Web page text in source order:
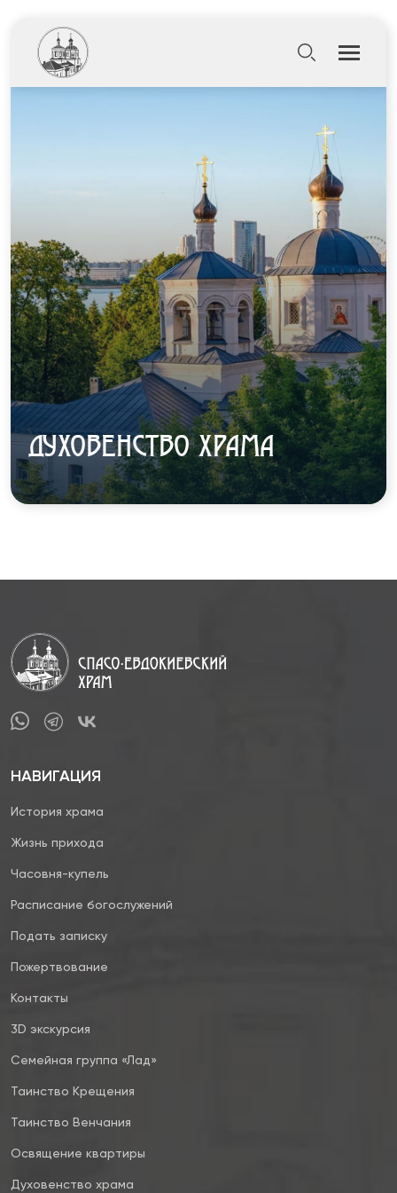
ДУХОВЕНСТВО ХРАМА
НАВИГАЦИЯ
История храма
Жизнь прихода
Часовня-купель
Расписание богослужений
Подать записку
Пожертвование
Контакты
3D экскурсия
Семейная группа «Лад»
Таинство Крещения
Таинство Венчания
Освящение квартиры
Духовенство храма